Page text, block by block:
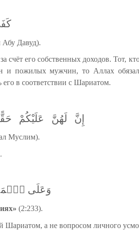
Абу Давуд).
его собственных доходов. Тот,
и пожилых мужчин, то Аллах обязал
его в соответствии с Шариатом.
إِنَّ لَهُنَّ عَلَيْكُمْ
Муслим).
وَعَلَى
(2:233).
Шариатом, а не вопросом личного